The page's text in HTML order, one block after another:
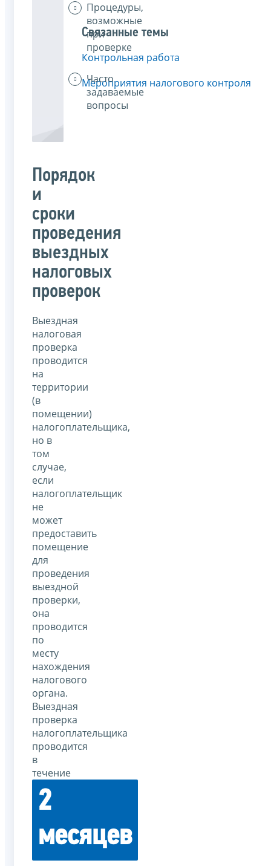
Процедуры,
возможные
при
проверке
Часто
задаваемые
вопросы
Порядок
и
сроки
проведения
выездных
налоговых
проверок
Выездная
налоговая
проверка
проводится
на
территории
(в
помещении)
налогоплательщика,
но в
том
случае,
если
налогоплательщик
не
может
предоставить
помещение
для
проведения
выездной
проверки,
она
проводится
по
месту
нахождения
налогового
органа.
Выездная
проверка
налогоплательщика
проводится
в
течение
2
месяцев
Связанные темы
Контрольная работа
Мероприятия налогового контроля